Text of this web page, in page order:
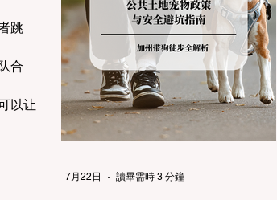
跳
合
以让
出行做好充足准备。 一、 核心概念：看
懂加州 R1, R2, R3 管制级别 当恶劣天气
来袭，加州交通局会在公路上启动防滑
链管制，并通过电子路牌指示当前的管
制级别。加州采用三个递进的级别（R1
至R3）来规范通行车辆： R1 管制
(Requirement 1) 规定内容： 所有车辆必
须安装防滑链。 豁免条件： 乘用车
（Light Trucks）只要配备了雪地轮胎
7月22日 讀畢需時 3 分鐘